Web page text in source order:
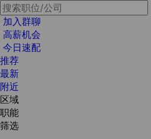
加入群聊
高薪机会
今日速配
推荐
最新
附近
区域
职能
筛选